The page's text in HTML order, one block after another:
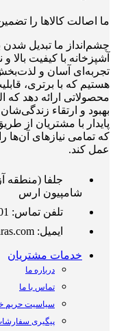
ما اصالت کالاها را
چشم‌انداز ما تبدیل شدن
آشپزخانه با کیفیت
تجربه‌ای آسان و لذت‌بخش
هستیم که با برتری،
محصولاتی ارائه دهد که
بهبود و ارتقاء
پایدار با مشتریان از
که تمامی نیازهای آن‌ها
عمل کند.
جلفا (منطقه
شامپیون ارس
تلفن تماس: 09920501801
ایمیل: info@champion-aras.com
خدمات مشتریان
درباره ما
تماس با ما
سیاسیت
پیگیری